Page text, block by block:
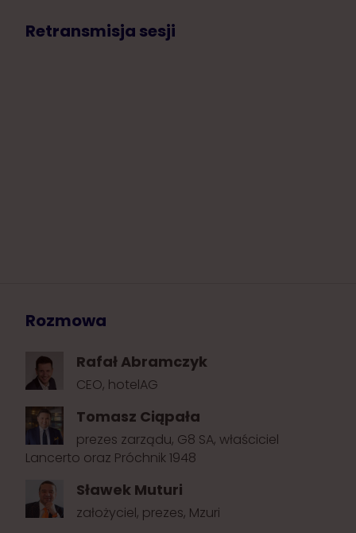
Retransmisja sesji
Rozmowa
Rafał Abramczyk
CEO, hotelAG
Tomasz Ciąpała
prezes zarządu, G8 SA, właściciel
Lancerto oraz Próchnik 1948
Sławek Muturi
założyciel, prezes, Mzuri